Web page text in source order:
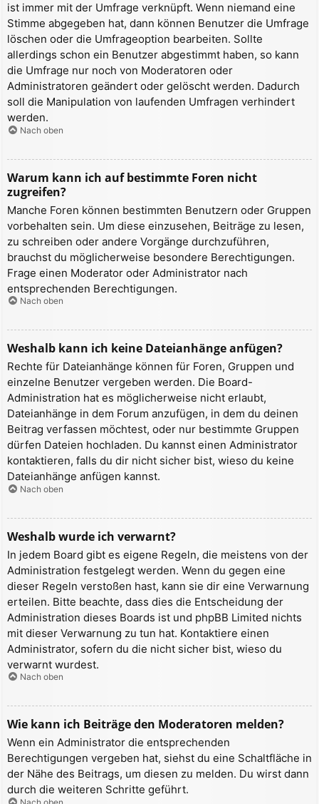
ist immer mit der Umfrage verknüpft. Wenn niemand eine
Stimme abgegeben hat, dann können Benutzer die Umfrage
löschen oder die Umfrageoption bearbeiten. Sollte
allerdings schon ein Benutzer abgestimmt haben, so kann
die Umfrage nur noch von Moderatoren oder
Administratoren geändert oder gelöscht werden. Dadurch
soll die Manipulation von laufenden Umfragen verhindert
werden.
Nach oben
Warum kann ich auf bestimmte Foren nicht
zugreifen?
Manche Foren können bestimmten Benutzern oder Gruppen
vorbehalten sein. Um diese einzusehen, Beiträge zu lesen,
zu schreiben oder andere Vorgänge durchzuführen,
brauchst du möglicherweise besondere Berechtigungen.
Frage einen Moderator oder Administrator nach
entsprechenden Berechtigungen.
Nach oben
Weshalb kann ich keine Dateianhänge anfügen?
Rechte für Dateianhänge können für Foren, Gruppen und
einzelne Benutzer vergeben werden. Die Board-
Administration hat es möglicherweise nicht erlaubt,
Dateianhänge in dem Forum anzufügen, in dem du deinen
Beitrag verfassen möchtest, oder nur bestimmte Gruppen
dürfen Dateien hochladen. Du kannst einen Administrator
kontaktieren, falls du dir nicht sicher bist, wieso du keine
Dateianhänge anfügen kannst.
Nach oben
Weshalb wurde ich verwarnt?
In jedem Board gibt es eigene Regeln, die meistens von der
Administration festgelegt werden. Wenn du gegen eine
dieser Regeln verstoßen hast, kann sie dir eine Verwarnung
erteilen. Bitte beachte, dass dies die Entscheidung der
Administration dieses Boards ist und phpBB Limited nichts
mit dieser Verwarnung zu tun hat. Kontaktiere einen
Administrator, sofern du die nicht sicher bist, wieso du
verwarnt wurdest.
Nach oben
Wie kann ich Beiträge den Moderatoren melden?
Wenn ein Administrator die entsprechenden
Berechtigungen vergeben hat, siehst du eine Schaltfläche in
der Nähe des Beitrags, um diesen zu melden. Du wirst dann
durch die weiteren Schritte geführt.